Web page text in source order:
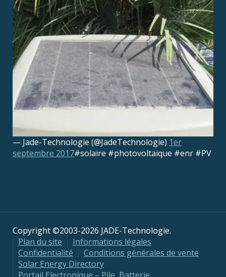
— Jade-Technologie (@JadeTechnologie) 1er
septembre 2017#solaire #photovoltaique #enr #PV
Copyright ©2003-2026 JADE-Technologie.
Plan du site
Informations légales
Confidentialité
Conditions générales de vente
Solar Energy Directory
Portail Electronique – Pile, Batterie